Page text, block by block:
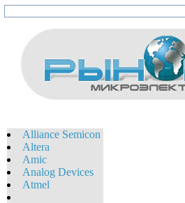
Alliance Semicon
Altera
Amic
Analog Devices
Atmel